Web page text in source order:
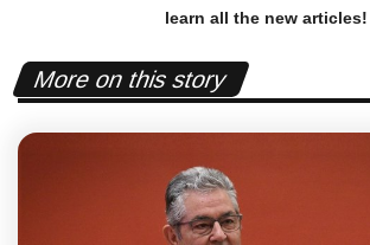
learn all the new articles!
More on this story